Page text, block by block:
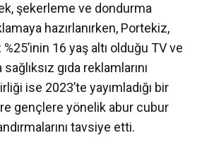
şekerleme ve dondurma
hazırlanırken, Portekiz,
16 yaş altı olduğu TV ve
gıda reklamlarını
ise 2023’te yayımladığı bir
gençlere yönelik abur cubur
tavsiye etti.